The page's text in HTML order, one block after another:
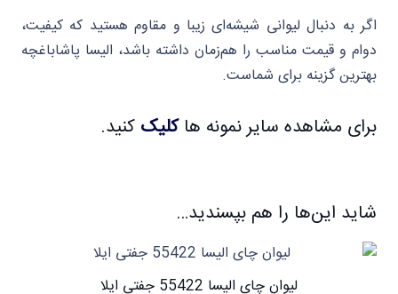
اگر به دنبال لیوانی شیشه‌ای زیبا و مقاوم هستید که کیفیت،
دوام و قیمت مناسب را هم‌زمان داشته باشد، الیسا پاشاباغچه
بهترین گزینه برای شماست.
برای مشاهده سایر نمونه هاکلیک کنید.
شاید این‌ها را هم بپسندید…
لیوان چای الیسا 55422 جفتی ایلا